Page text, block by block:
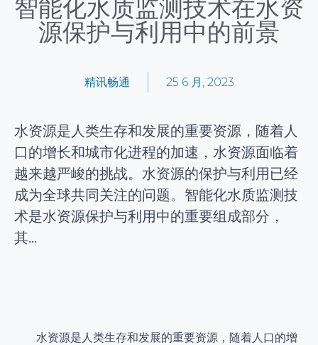
智能化水质监测技术在水资
源保护与利用中的前景
精讯畅通 25 6 月, 2023
水资源是人类生存和发展的重要资源，随着人
口的增长和城市化进程的加速，水资源面临着
越来越严峻的挑战。水资源的保护与利用已经
成为全球共同关注的问题。智能化水质监测技
术是水资源保护与利用中的重要组成部分，
其...
水资源是人类生存和发展的重要资源，随着人口的增